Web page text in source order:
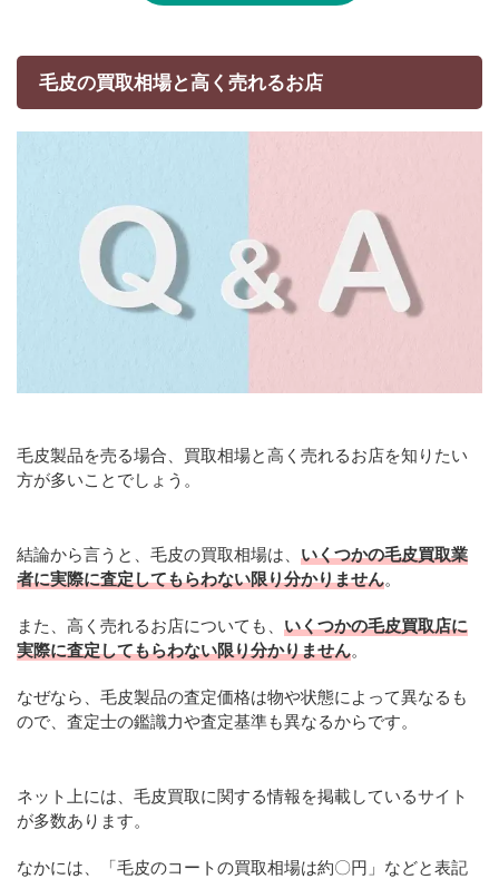
毛皮の買取相場と高く売れるお店
毛皮製品を売る場合、買取相場と高く売れるお店を知りたい
方が多いことでしょう。
結論から言うと、毛皮の買取相場は、 いくつかの毛皮買取業
者に実際に査定してもらわない限り分かりません。
また、高く売れるお店についても、 いくつかの毛皮買取店に
実際に査定してもらわない限り分かりません。
なぜなら、毛皮製品の査定価格は物や状態によって異なるも
ので、査定士の鑑識力や査定基準も異なるからです。
ネット上には、毛皮買取に関する情報を掲載しているサイト
が多数あります。
なかには、「毛皮のコートの買取相場は約〇円」などと表記